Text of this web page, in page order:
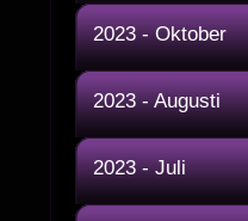
2023 - Oktober
2023 - Augusti
2023 - Juli